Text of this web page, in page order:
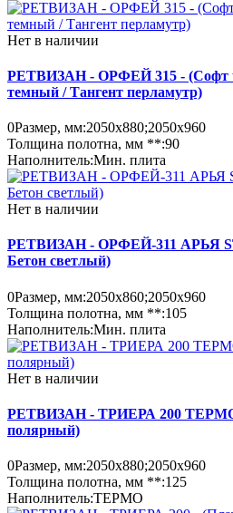
Нет в наличии
РЕТВИЗАН - ОРФЕЙ 315 - (Софт
темный / Тангент перламутр)
0Размер, мм:2050х880;2050х960
Толщина полотна, мм **:90
Наполнитель:Мин. плита
Нет в наличии
РЕТВИЗАН - ОРФЕЙ-311 АРЬЯ
Бетон светлый)
0Размер, мм:2050х860;2050х960
Толщина полотна, мм **:105
Наполнитель:Мин. плита
Нет в наличии
РЕТВИЗАН - ТРИЕРА 200 ТЕРМО
полярный)
0Размер, мм:2050х880;2050х960
Толщина полотна, мм **:125
Наполнитель:ТЕРМО